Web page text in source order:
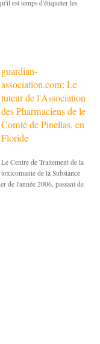
est temps d'étiqueter les
guardian-
association.com: Le
tuteur de l'Association
des Pharmaciens de le
Comté de Pinellas, en
Floride
Le Centre de Traitement de la
toxicomanie de la Substance
de l'année 2006, passant de